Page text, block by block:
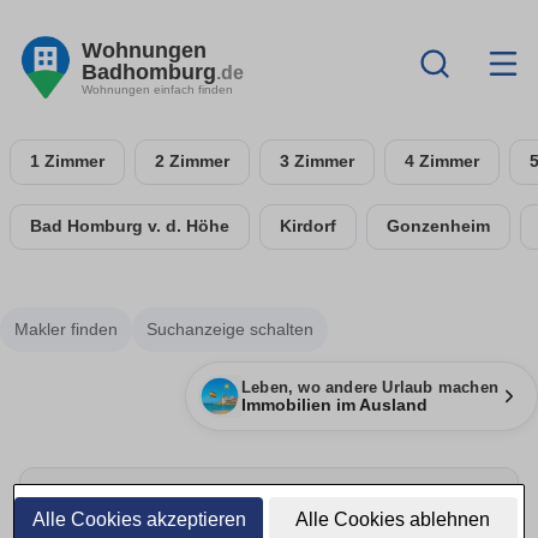
Alle Cookies akzeptieren Alle Cookies ablehnen
Wohnungen
Badhomburg.de
Wohnungen einfach finden
1 Zimmer 2 Zimmer 3 Zimmer 4 Zimmer
Bad Homburg v. d. Höhe Kirdorf Gonzenheim
Makler finden Suchanzeige schalten
Leben, wo andere Urlaub machen
Immobilien im Ausland
Energie sparen & Anbieter vergleichen